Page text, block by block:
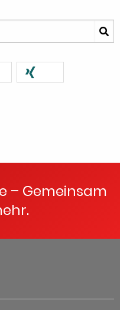
– Gemeinsam